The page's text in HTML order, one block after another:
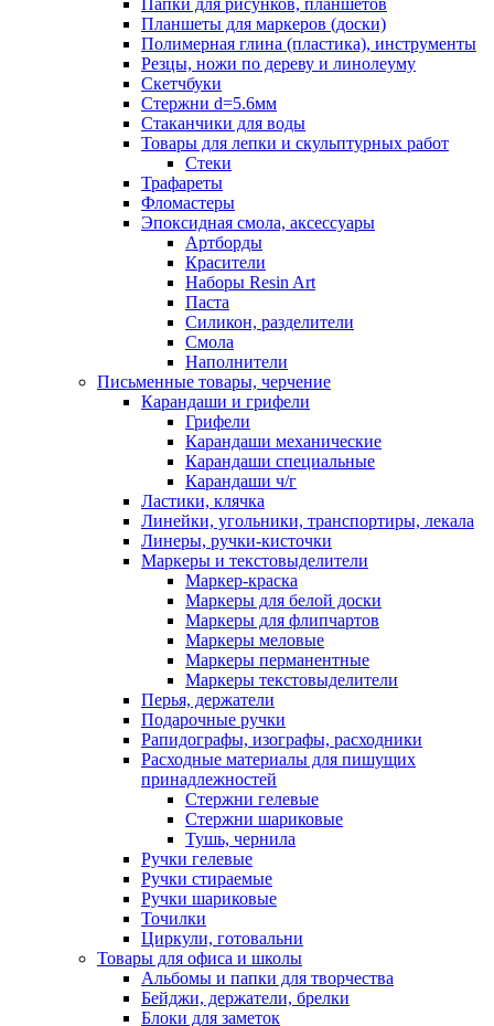
Папки для рисунков, планшетов
Планшеты для маркеров (доски)
Полимерная глина (пластика), инструменты
Резцы, ножи по дереву и линолеуму
Скетчбуки
Стержни d=5.6мм
Стаканчики для воды
Товары для лепки и скульптурных работ
Стеки
Трафареты
Фломастеры
Эпоксидная смола, аксессуары
Артборды
Красители
Наборы Resin Art
Паста
Силикон, разделители
Смола
Наполнители
Письменные товары, черчение
Карандаши и грифели
Грифели
Карандаши механические
Карандаши специальные
Карандаши ч/г
Ластики, клячка
Линейки, угольники, транспортиры, лекала
Линеры, ручки-кисточки
Маркеры и текстовыделители
Маркер-краска
Маркеры для белой доски
Маркеры для флипчартов
Маркеры меловые
Маркеры перманентные
Маркеры текстовыделители
Перья, держатели
Подарочные ручки
Рапидографы, изографы, расходники
Расходные материалы для пишущих
принадлежностей
Стержни гелевые
Стержни шариковые
Тушь, чернила
Ручки гелевые
Ручки стираемые
Ручки шариковые
Точилки
Циркули, готовальни
Товары для офиса и школы
Альбомы и папки для творчества
Бейджи, держатели, брелки
Блоки для заметок